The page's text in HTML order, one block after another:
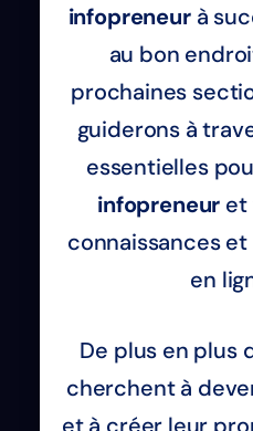
infopreneurà
au bon
prochaines
guiderons à
essentielles
infopreneur et
connaissances
en
De plus en plus
cherchent à